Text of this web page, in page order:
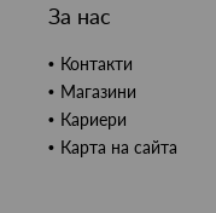
За нас
Контакти
Магазини
Кариери
Карта на сайта